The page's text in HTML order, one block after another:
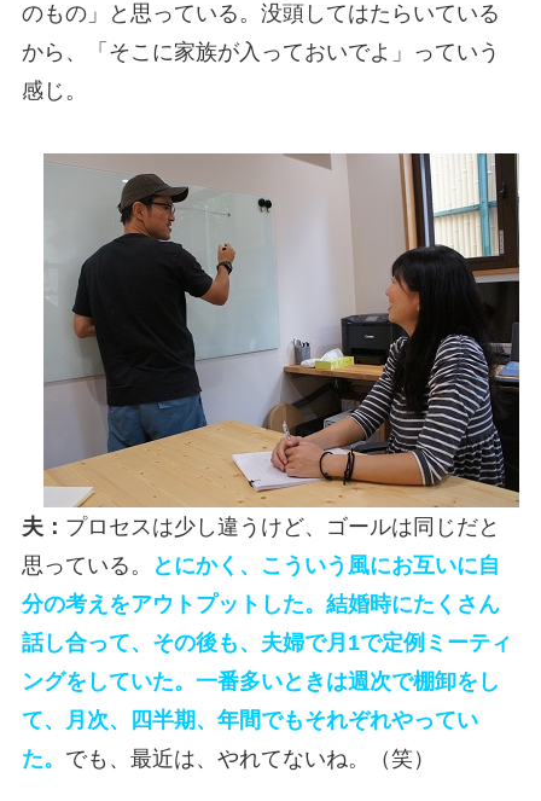
のもの」と思っている。没頭してはたらいている
から、「そこに家族が入っておいでよ」っていう
感じ。
夫： プロセスは少し違うけど、ゴールは同じだと
思っている。
とにかく、こういう風にお互いに自
分の考えをアウトプットした。結婚時にたくさん
話し合って、その後も、夫婦で月1で定例ミーティ
ングをしていた。一番多いときは週次で棚卸をし
て、月次、四半期、年間でもそれぞれやってい
た。 でも、最近は、やれてないね。（笑）